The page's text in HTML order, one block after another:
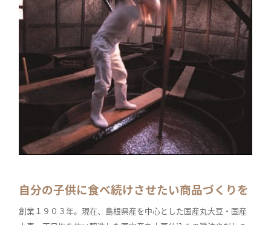
自分の子供に食べ続けさせたい商品づくりを
創業１９０３年。現在、島根県産を中心とした国産丸大豆・国産